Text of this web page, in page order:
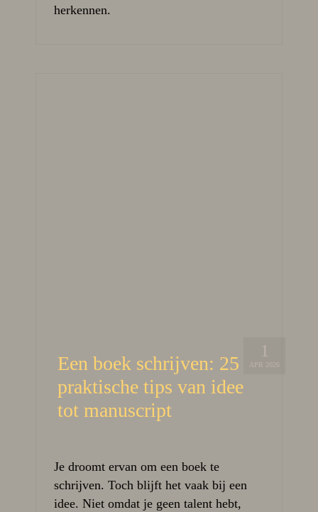
herkennen.
1
APR 2026
Een boek schrijven: 25
praktische tips van idee
tot manuscript
Je droomt ervan om een boek te
schrijven. Toch blijft het vaak bij een
idee. Niet omdat je geen talent hebt,